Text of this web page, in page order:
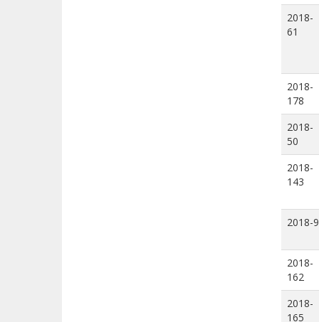
2018-
61
2018-
178
2018-
50
2018-
143
2018-9
2018-
162
2018-
165